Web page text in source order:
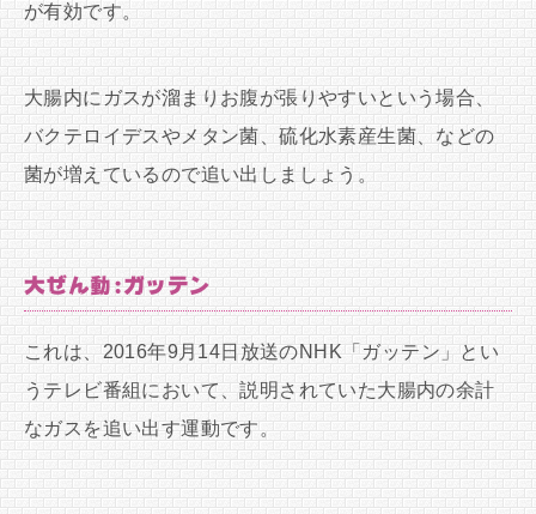
が有効です。
大腸内にガスが溜まりお腹が張りやすいという場合、
バクテロイデスやメタン菌、硫化水素産生菌、などの
菌が増えているので追い出しましょう。
大ぜん動:ガッテン
これは、2016年9月14日放送のNHK「ガッテン」とい
うテレビ番組において、説明されていた大腸内の余計
なガスを追い出す運動です。